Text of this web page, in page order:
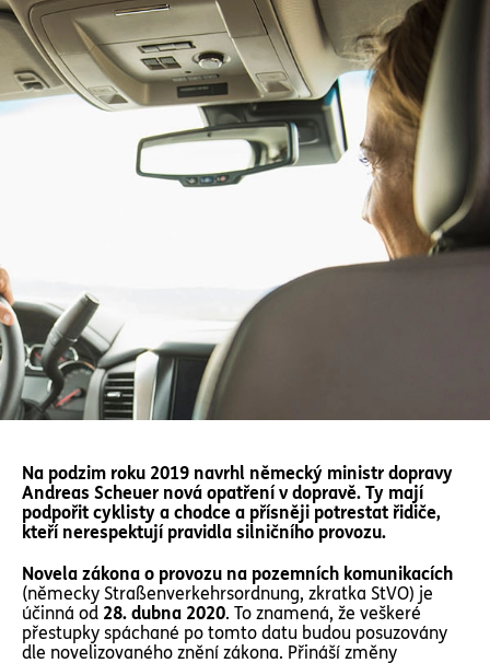
Na podzim roku 2019 navrhl německý ministr dopravy
Andreas Scheuer nová opatření v dopravě. Ty mají
podpořit cyklisty a chodce a přísněji potrestat řidiče,
kteří nerespektují pravidla silničního provozu.
Novela zákona o provozu na pozemních komunikacích
(německy Straßenverkehrsordnung, zkratka StVO) je
účinná od 28. dubna 2020. To znamená, že veškeré
přestupky spáchané po tomto datu budou posuzovány
dle novelizovaného znění zákona. Přináší změny